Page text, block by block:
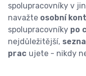
spolupracovníky v
navažte osobní
spolupracovníky po
nejdůležitější,
prac ujete - nikdy